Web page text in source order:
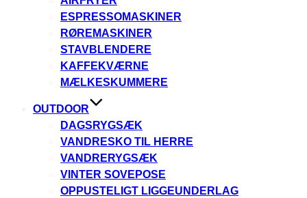
ESPRESSOMASKINER
RØREMASKINER
STAVBLENDERE
KAFFEKVÆRNE
MÆLKESKUMMERE
OUTDOOR
DAGSRYGSÆK
VANDRESKO TIL HERRE
VANDRERYGSÆK
VINTER SOVEPOSE
OPPUSTELIGT LIGGEUNDERLAG